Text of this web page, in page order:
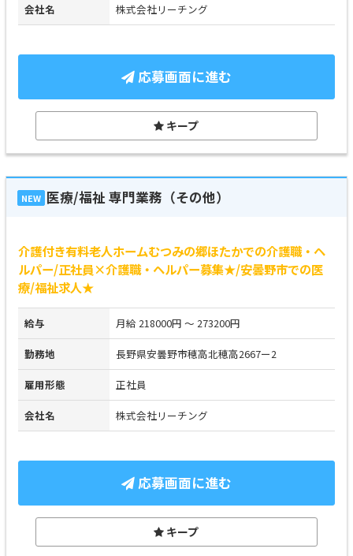
会社名 株式会社リーチング
応募画面に進む
キープ
NEW 医療/福祉 専門業務（その他）
介護付き有料老人ホームむつみの郷ほたかでの介護職・ヘ
ルパー/正社員×介護職・ヘルパー募集★/安曇野市での医
療/福祉求人★
給与 月給 218000円 ～ 273200円
勤務地 長野県安曇野市穂高北穂高2667ー2
雇用形態 正社員
会社名 株式会社リーチング
応募画面に進む
キープ